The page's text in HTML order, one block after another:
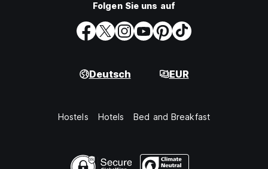
Folgen Sie uns auf
Deutsch EUR
Hostels Hotels Bed and Breakfast